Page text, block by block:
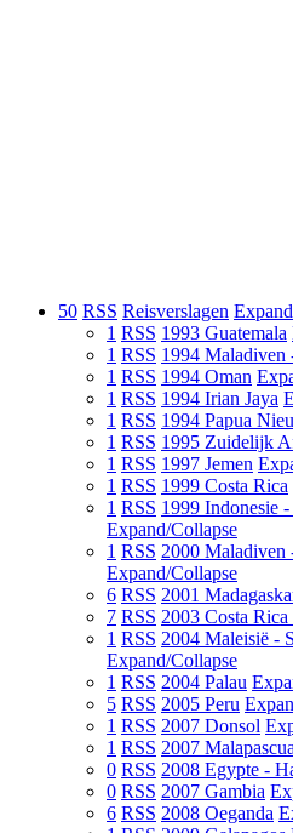
50 RSS Reisverslagen
1 RSS 1993 Guatemala
1 RSS 1994 Maladiven
1 RSS 1994 Oman
1 RSS 1994 Irian Jaya
1 RSS 1994 Papua
1 RSS 1995 Zuidelijk
1 RSS 1997 Jemen
1 RSS 1999 Costa Rica
1 RSS 1999 Indonesie
Expand/Collapse
1 RSS 2000 Maladiven
Expand/Collapse
6 RSS 2001
7 RSS 2003 Costa Rica
1 RSS 2004 Maleisië -
Expand/Collapse
1 RSS 2004 Palau
5 RSS 2005 Peru
1 RSS 2007 Donsol
1 RSS 2007 Malapascua
0 RSS 2008 Egypte -
0 RSS 2007 Gambia
6 RSS 2008 Oeganda